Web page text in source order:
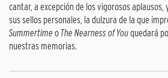
cantar, a excepción de los vigorosos aplausos,
sus sellos personales, la dulzura de la que
Summertime o The Nearness of Youquedará
nuestras memorias.